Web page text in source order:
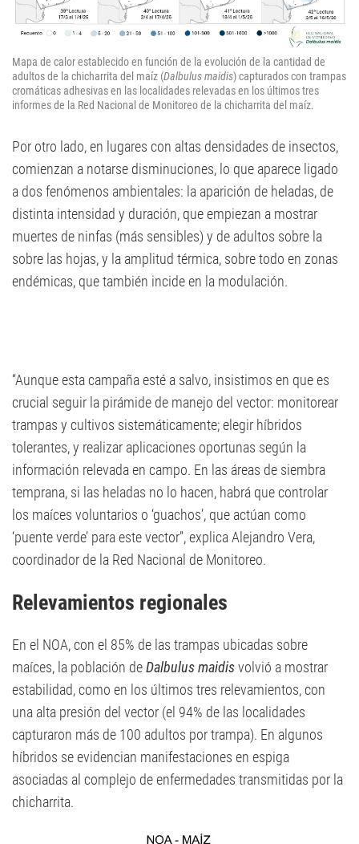
Mapa de calor establecido en función de la evolución de la cantidad de
adultos de la chicharrita del maíz (Dalbulus maidis) capturados con trampas
cromáticas adhesivas en las localidades relevadas en los últimos tres
informes de la Red Nacional de Monitoreo de la chicharrita del maíz.
Por otro lado, en lugares con altas densidades de insectos,
comienzan a notarse disminuciones, lo que aparece ligado
a dos fenómenos ambientales: la aparición de heladas, de
distinta intensidad y duración, que empiezan a mostrar
muertes de ninfas (más sensibles) y de adultos sobre la
sobre las hojas, y la amplitud térmica, sobre todo en zonas
endémicas, que también incide en la modulación.
“Aunque esta campaña esté a salvo, insistimos en que es
crucial seguir la pirámide de manejo del vector: monitorear
trampas y cultivos sistemáticamente; elegir híbridos
tolerantes, y realizar aplicaciones oportunas según la
información relevada en campo. En las áreas de siembra
temprana, si las heladas no lo hacen, habrá que controlar
los maíces voluntarios o ‘guachos’, que actúan como
‘puente verde’ para este vector”, explica Alejandro Vera,
coordinador de la Red Nacional de Monitoreo.
Relevamientos regionales
En el NOA, con el 85% de las trampas ubicadas sobre
maíces, la población deDalbulus maidisvolvió a mostrar
estabilidad, como en los últimos tres relevamientos, con
una alta presión del vector (el 94% de las localidades
capturaron más de 100 adultos por trampa). En algunos
híbridos se evidencian manifestaciones en espiga
asociadas al complejo de enfermedades transmitidas por la
chicharrita.